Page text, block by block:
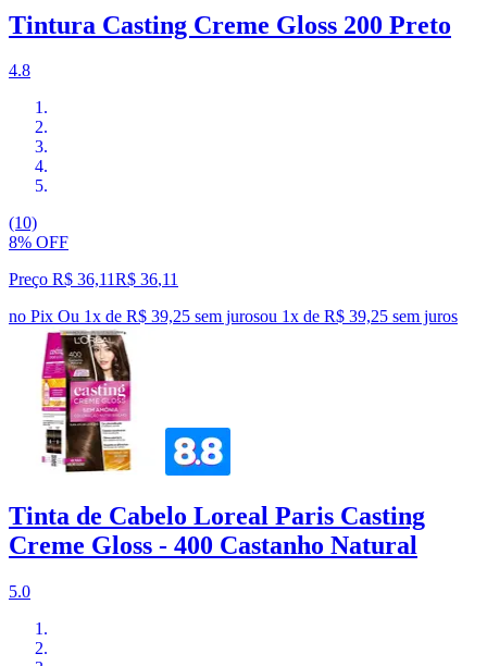
Tintura Casting Creme Gloss 200 Preto
4.8
(10)
8% OFF
Preço R$ 36,11R$ 36,11
no Pix Ou 1x de R$ 39,25 sem jurosou 1x de R$ 39,25 sem juros
Tinta de Cabelo Loreal Paris Casting
Creme Gloss - 400 Castanho Natural
5.0